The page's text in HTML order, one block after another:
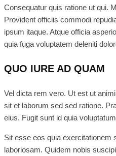
Consequatur quis ratione ut qui.
Provident officiis commodi
ipsum itaque. Atque officia
quia fuga voluptatem deleniti
QUO IURE AD QUAM
Vel dicta rem vero. Ut est ut
sit et laborum sed sed ratione.
eius. Fugit sunt id quia
Sit esse eos quia exercitationem
laboriosam. Quidem nobis